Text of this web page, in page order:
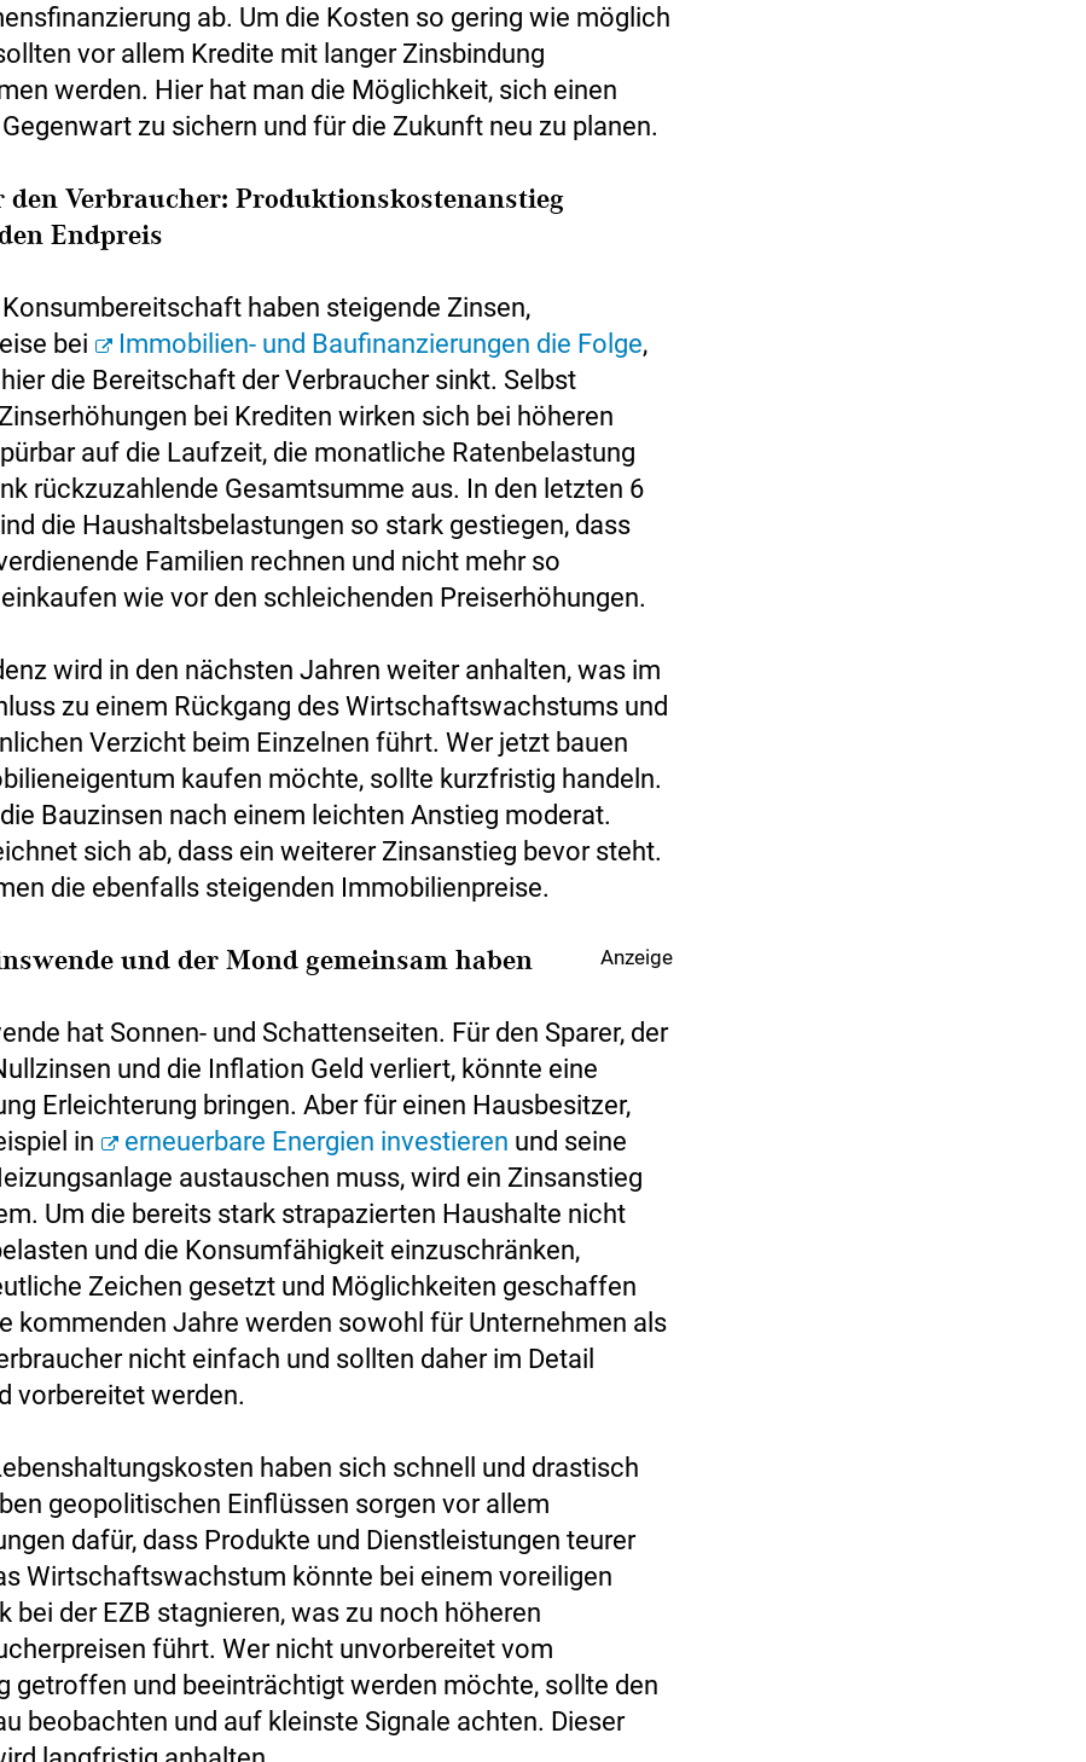
ab. Um die Kosten so gering wie möglich
vor allem Kredite mit langer Zinsbindung
werden. Hier hat man die Möglichkeit, sich einen
zu sichern und für die Zukunft neu zu planen.
den Verbraucher: Produktionskostenanstieg
Endpreis
haben steigende Zinsen,
bei
Immobilien- und Baufinanzierungen die Folge,
die Bereitschaft der Verbraucher sinkt. Selbst
bei Krediten wirken sich bei höheren
auf die Laufzeit, die monatliche Ratenbelastung
rückzuzahlende Gesamtsumme aus. In den letzten 6
die Haushaltsbelastungen so stark gestiegen, dass
Familien rechnen und nicht mehr so
wie vor den schleichenden Preiserhöhungen.
wird in den nächsten Jahren weiter anhalten, was im
zu einem Rückgang des Wirtschaftswachstums und
Verzicht beim Einzelnen führt. Wer jetzt bauen
kaufen möchte, sollte kurzfristig handeln.
Bauzinsen nach einem leichten Anstieg moderat.
sich ab, dass ein weiterer Zinsanstieg bevor steht.
die ebenfalls steigenden Immobilienpreise.
Anzeige
und der Mond gemeinsam haben
hat Sonnen- und Schattenseiten. Für den Sparer, der
und die Inflation Geld verliert, könnte eine
Erleichterung bringen. Aber für einen Hausbesitzer,
in
erneuerbare Energien investieren und seine
austauschen muss, wird ein Zinsanstieg
Um die bereits stark strapazierten Haushalte nicht
und die Konsumfähigkeit einzuschränken,
Zeichen gesetzt und Möglichkeiten geschaffen
kommenden Jahre werden sowohl für Unternehmen als
nicht einfach und sollten daher im Detail
vorbereitet werden.
haben sich schnell und drastisch
geopolitischen Einflüssen sorgen vor allem
dafür, dass Produkte und Dienstleistungen teurer
Wirtschaftswachstum könnte bei einem voreiligen
bei der EZB stagnieren, was zu noch höheren
führt. Wer nicht unvorbereitet vom
getroffen und beeinträchtigt werden möchte, sollte den
beobachten und auf kleinste Signale achten. Dieser